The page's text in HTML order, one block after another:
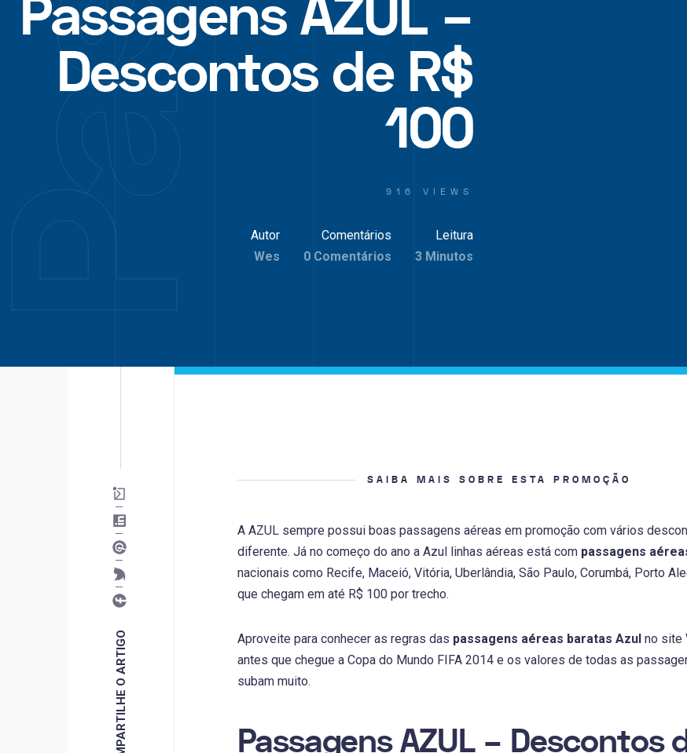
Passagens AZUL –
Descontos de R$
100
916 VIEWS
Autor
Wes
Comentários
0 Comentários
Leitura
3 Minutos
COMPARTILHE O ARTIGO
SAIBA MAIS SOBRE ESTA PROMOÇÃO
A AZUL sempre possui boas passagens aéreas em promoção com vários
diferente. Já no começo do ano a Azul linhas aéreas está com passagens
nacionais como Recife, Maceió, Vitória, Uberlândia, São Paulo, Corumbá, Porto
que chegam em até R$ 100 por trecho.
Aproveite para conhecer as regras das passagens aéreas baratas Azulno site
antes que chegue a Copa do Mundo FIFA 2014 e os valores de todas as
subam muito.
Passagens AZUL – Descontos